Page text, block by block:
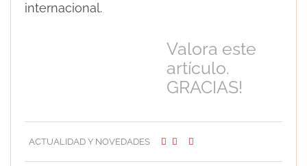
internacional.
Valora este
artículo.
GRACIAS!
ACTUALIDAD Y NOVEDADES